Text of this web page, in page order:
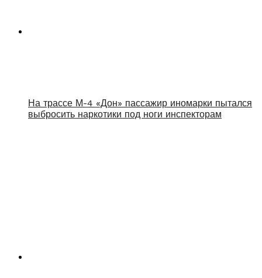
На трассе М-4 «Дон» пассажир иномарки пытался
выбросить наркотики под ноги инспекторам